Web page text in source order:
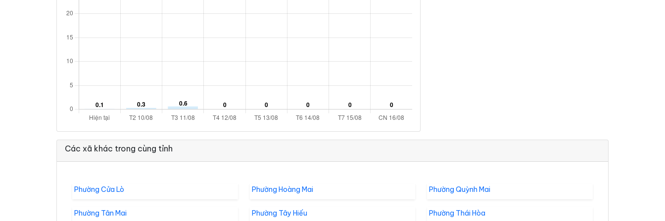
Các xã khác trong cùng tỉnh
Phường Cửa Lò Phường Hoàng Mai Phường Quỳnh Mai
Phường Tân Mai Phường Tây Hiếu Phường Thái Hòa